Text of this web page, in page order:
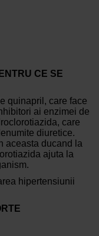
CE SE
quinapril, care face
ai enzimei de
care
diuretice.
aceasta ducand la
ajuta la
hipertensiunii